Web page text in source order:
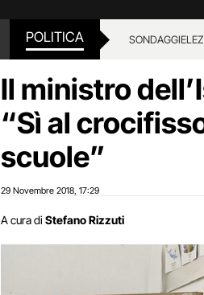
POLITICA SONDAGGI
Il ministro
“Sì al
scuole”
29 Novembre 2018 17:29
A cura di Stefano Rizzuti